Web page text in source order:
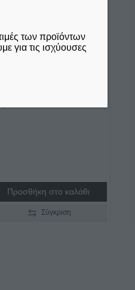
ΝΕΡΟΥ Τ
NORTH ΣΕΙΡΑ 70
Προσθήκη στο καλάθι
Σύγκριση
των προϊόντων
για τις ισχύουσες